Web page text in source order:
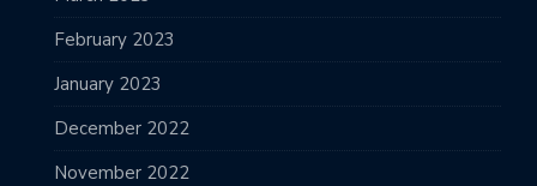
February 2023
January 2023
December 2022
November 2022